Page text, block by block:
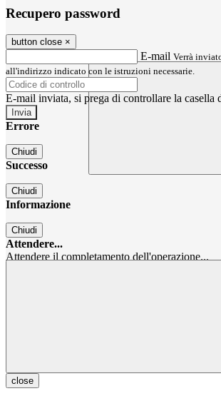
Recupero password
button close ×
E-mail Verrà
all'indirizzo indicato con le istruzioni necessarie.
E-mail inviata, si prega di controllare la casella
Errore
Chiudi
Successo
Chiudi
Informazione
Chiudi
Attendere...
Attendere il completamento dell'operazione...
close